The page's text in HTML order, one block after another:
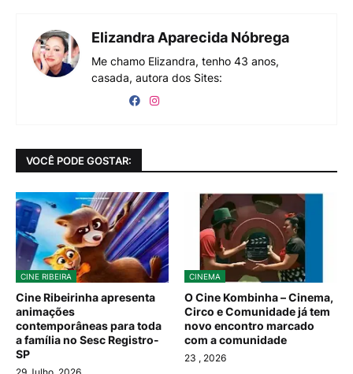
Elizandra Aparecida Nóbrega
Me chamo Elizandra, tenho 43 anos,
casada, autora dos Sites:
VOCÊ PODE GOSTAR:
CINE RIBEIRA
Cine Ribeirinha apresenta
animações
contemporâneas para toda
a família no Sesc Registro-
SP
CINEMA
O Cine Kombinha – Cinema,
Circo e Comunidade já tem
novo encontro marcado
com a comunidade
23 , 2026